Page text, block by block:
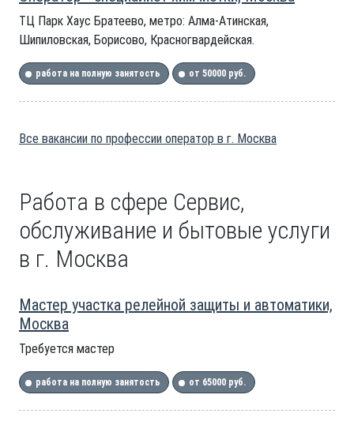
ТЦ Парк Хаус Братеево, метро: Алма-Атинская,
Шипиловская, Борисово, Красногвардейская.
работа на полную занятость от 50000 руб.
Все вакансии по профессии оператор в г. Москва
Работа в сфере Сервис,
обслуживание и бытовые услуги
в г. Москва
Мастер участка релейной защиты и автоматики,
Москва
Требуется мастер
работа на полную занятость от 65000 руб.